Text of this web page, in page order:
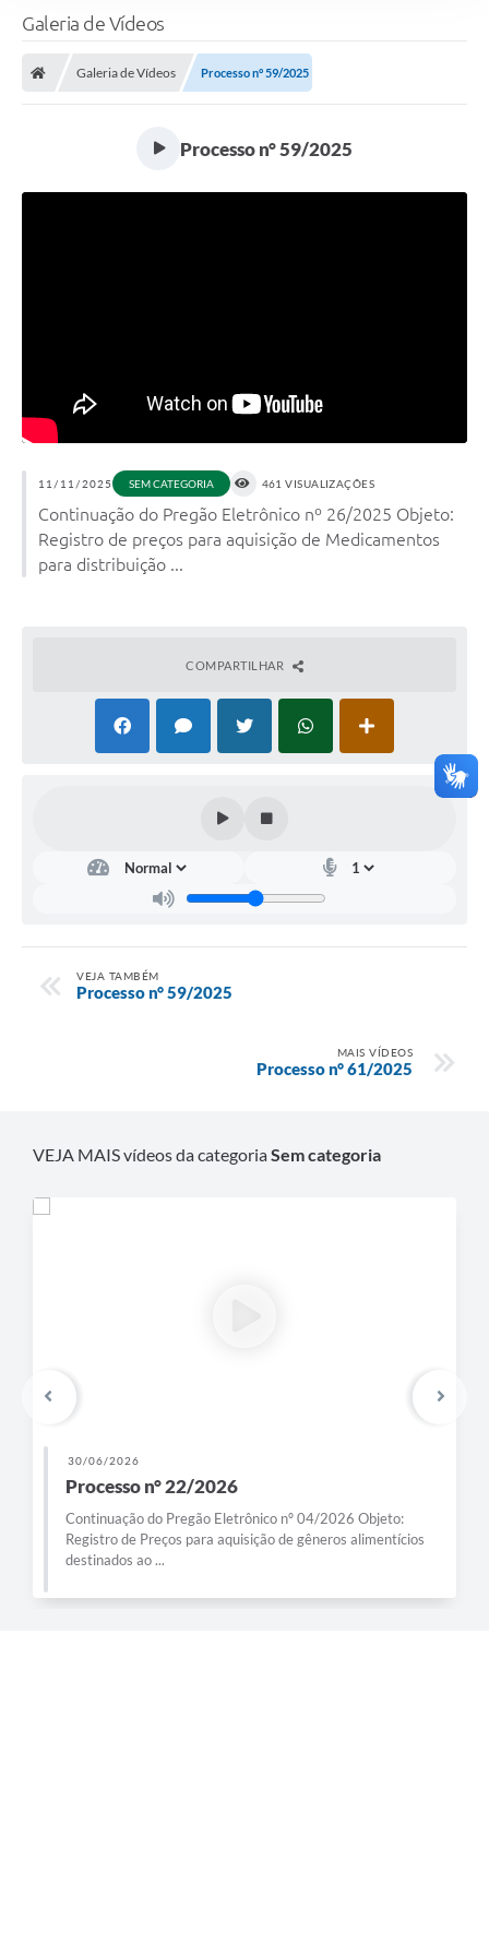
Galeria de Vídeos
Galeria de Vídeos Processo n° 59/2025
Processo n° 59/2025
11/11/2025 SEM CATEGORIA 461 VISUALIZAÇÕES
Continuação do Pregão Eletrônico nº 26/2025 Objeto:
Registro de preços para aquisição de Medicamentos
para distribuição ...
COMPARTILHAR
VEJA TAMBÉM
Processo n° 59/2025
MAIS VÍDEOS
Processo n° 61/2025
VEJA MAIS vídeos da categoriaSem categoria
30/06/2026
Processo n° 22/2026
Continuação do Pregão Eletrônico nº 04/2026 Objeto:
Registro de Preços para aquisição de gêneros alimentícios
destinados ao ...